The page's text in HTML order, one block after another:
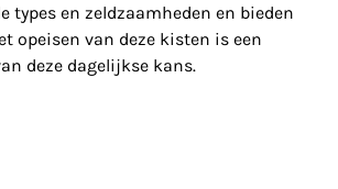
types en zeldzaamheden en bieden
opeisen van deze kisten is een
deze dagelijkse kans.